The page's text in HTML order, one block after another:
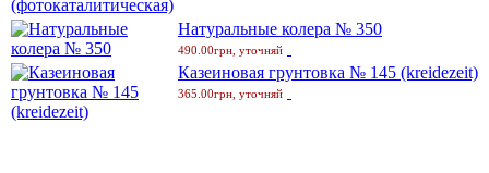
Натуральные колера № 350
490.00грн, уточняй
Казеиновая грунтовка № 145 (kreidezeit)
365.00грн, уточняй